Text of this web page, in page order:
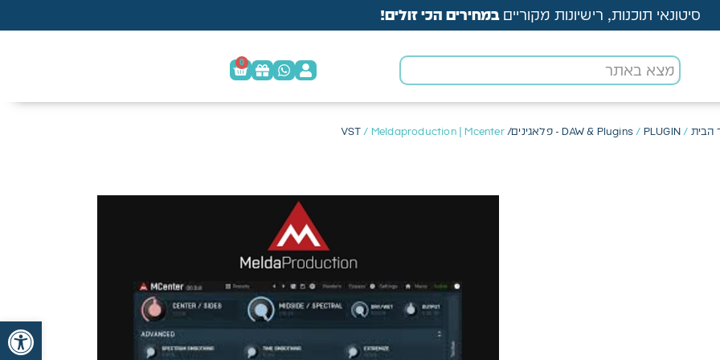
סיטונאי תוכנות, רישיונות מקורייםבמחירים הכי זולים!
0
הבית /
DAW & Plugins/ PLUGIN - פלאגינים/ VST / Meldaproduction | Mcenter